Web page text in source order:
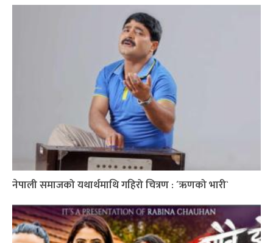
नेपाली समाजको यथार्थमाथि गहिरो चित्रण : ´ऋणको भारी`